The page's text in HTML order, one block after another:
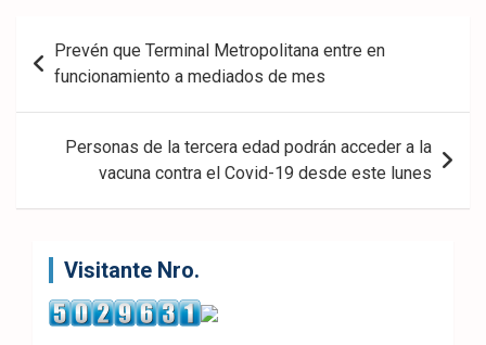
Navegación
de
entradas
Prevén que Terminal Metropolitana entre en
funcionamiento a mediados de mes
Personas de la tercera edad podrán acceder a la
vacuna contra el Covid-19 desde este lunes
Visitante Nro.